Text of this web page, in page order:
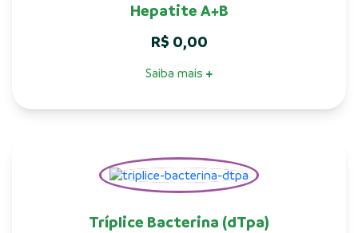
Hepatite A+B
R$ 0,00
Saiba mais +
Tríplice Bacterina (dTpa)